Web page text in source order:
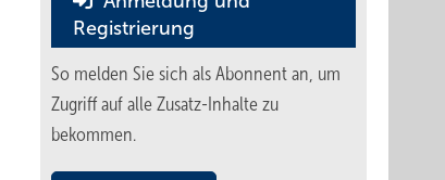
Registrierung
So melden Sie sich als Abonnent an, um
Zugriff auf alle Zusatz-Inhalte zu
bekommen.